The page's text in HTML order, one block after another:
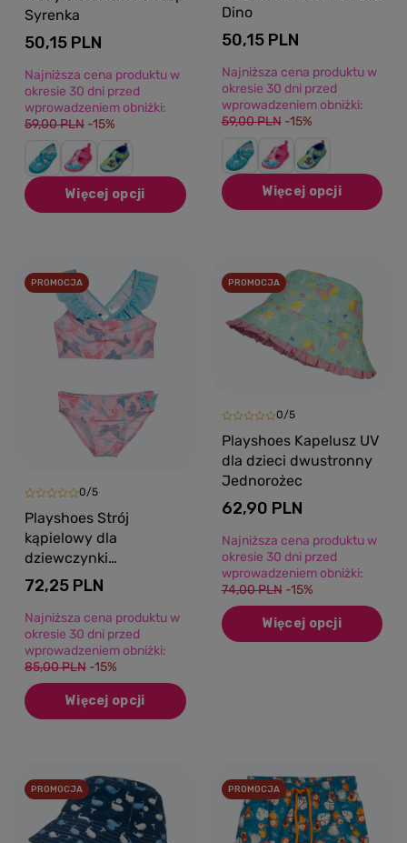
Syrenka
50,15 PLN
Najniższa cena produktu w
okresie 30 dni przed
wprowadzeniem obniżki:
59,00 PLN -15%
Więcej opcji
Dino
50,15 PLN
Najniższa cena produktu w
okresie 30 dni przed
wprowadzeniem obniżki:
59,00 PLN -15%
Więcej opcji
PROMOCJA
0/5
Playshoes Strój
kąpielowy dla
dziewczynki
dwuczęściowy bikini
72,25 PLN
Najniższa cena produktu w
okresie 30 dni przed
wprowadzeniem obniżki:
85,00 PLN -15%
Więcej opcji
PROMOCJA
0/5
Playshoes Kapelusz UV
dla dzieci dwustronny
Jednorożec
62,90 PLN
Najniższa cena produktu w
okresie 30 dni przed
wprowadzeniem obniżki:
74,00 PLN -15%
Więcej opcji
PROMOCJA PROMOCJA